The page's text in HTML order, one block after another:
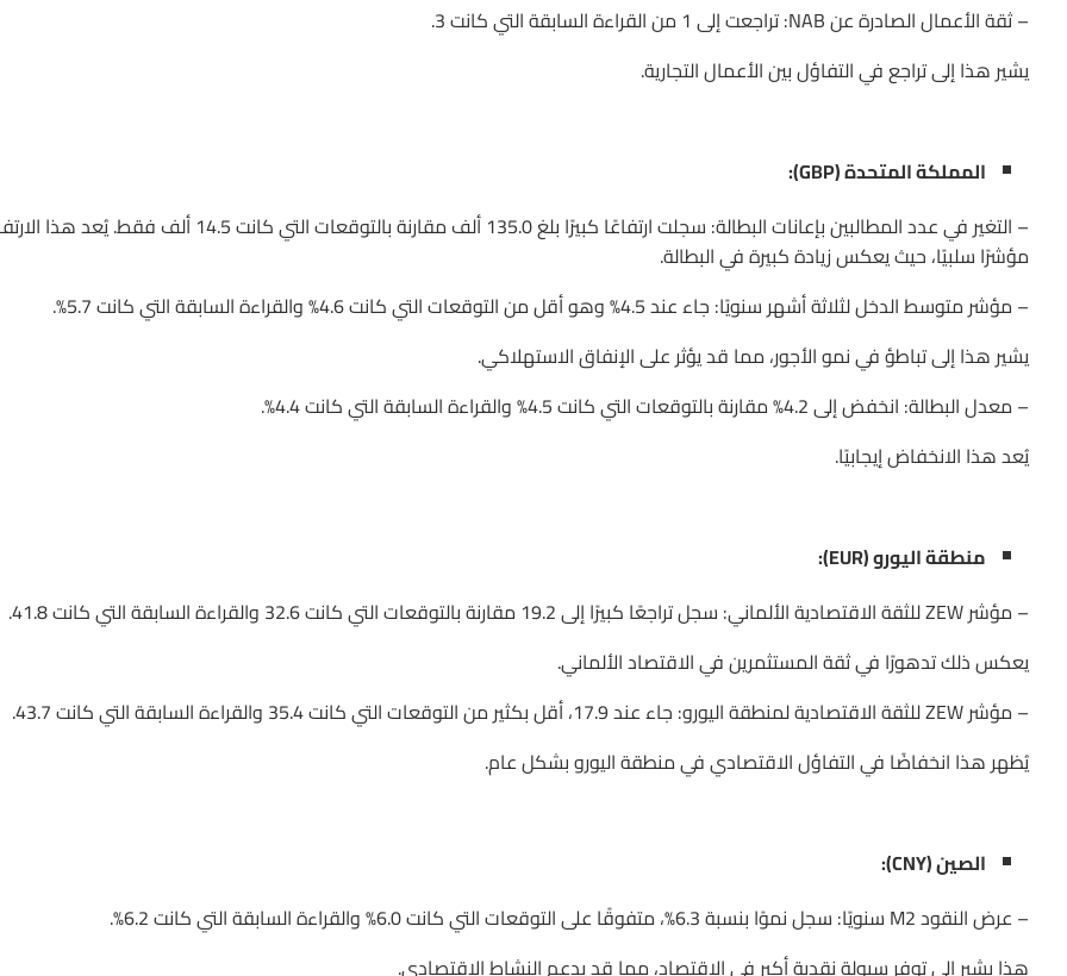
– ثقة الأعمال الصادرة عن NAB: تراجعت إلى 1 من القراءة السابقة التي كانت 3.
يشير هذا إلى تراجع في التفاؤل بين الأعمال التجارية.
المملكة المتحدة (GBP):
– التغير في عدد المطالبين بإعانات البطالة: سجلت ارتفاعًا كبيرًا بلغ 135.0 ألف مقارنة بالتوقعات التي كانت 14.5 ألف فقط.
مؤشرًا سلبيًا، حيث يعكس زيادة كبيرة في البطالة.
– مؤشر متوسط الدخل لثلاثة أشهر سنويًا: جاء عند 4.5% وهو أقل من التوقعات التي كانت 4.6% والقراءة السابقة التي كانت 5.7%.
يشير هذا إلى تباطؤ في نمو الأجور، مما قد يؤثر على الإنفاق الاستهلاكي.
– معدل البطالة: انخفض إلى 4.2% مقارنة بالتوقعات التي كانت 4.5% والقراءة السابقة التي كانت 4.4%.
يُعد هذا الانخفاض إيجابيًا.
منطقة اليورو (EUR):
– مؤشر ZEW للثقة الاقتصادية الألماني: سجل تراجعًا كبيرًا إلى 19.2 مقارنة بالتوقعات التي كانت 32.6 والقراءة السابقة التي كانت 41.8.
يعكس ذلك تدهورًا في ثقة المستثمرين في الاقتصاد الألماني.
– مؤشر ZEW للثقة الاقتصادية لمنطقة اليورو: جاء عند 17.9، أقل بكثير من التوقعات التي كانت 35.4 والقراءة السابقة التي كانت 43.7.
يُظهر هذا انخفاضًا في التفاؤل الاقتصادي في منطقة اليورو بشكل عام.
الصين (CNY):
– عرض النقود M2 سنويًا: سجل نموًا بنسبة 6.3%، متفوقًا على التوقعات التي كانت 6.0% والقراءة السابقة التي كانت 6.2%.
هذا يشير إلى توفر سيولة نقدية أكبر في الاقتصاد، مما قد يدعم النشاط الاقتصادي.